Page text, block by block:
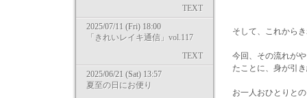
TEXT
2025/07/11 (Fri) 18:00
「きれいレイキ通信」vol.117
TEXT
2025/06/21 (Sat) 13:57
夏至の日にお便り
そして、これから
今回、その流れが
たことに、身が引
お一人おひとりと